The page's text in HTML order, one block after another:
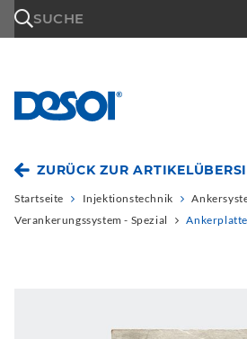
SUCHE
ZURÜCK ZUR
Startseite Injektionstechnik
Verankerungssystem - Spezial